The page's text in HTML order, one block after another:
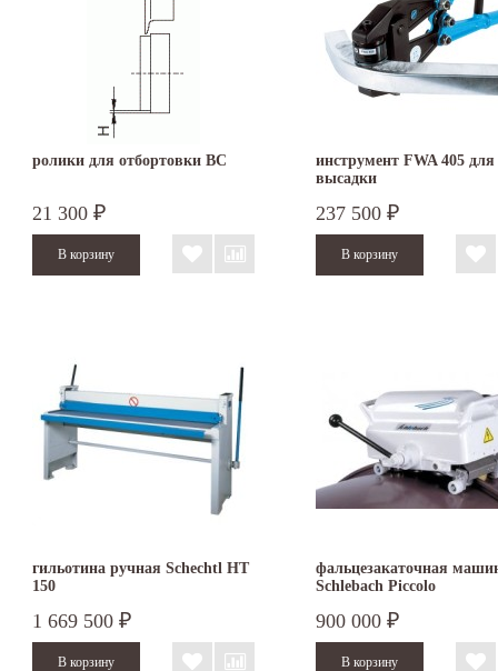
ролики для отбортовки BC
21 300 ₽
инструмент FWA 405 для
высадки
237 500 ₽
гильотина ручная Schechtl HT
150
1 669 500 ₽
фальцезакаточная
Schlebach Piccolo
900 000 ₽